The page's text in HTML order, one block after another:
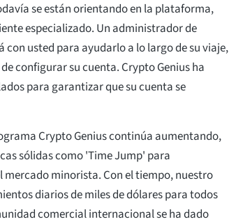
se están orientando en la plataforma,
especializado. Un administrador de
usted para ayudarlo a lo largo de su viaje,
configurar su cuenta. Crypto Genius ha
para garantizar que su cuenta se
Crypto Genius continúa aumentando,
sólidas como 'Time Jump' para
minorista. Con el tiempo, nuestro
diarios de miles de dólares para todos
comercial internacional se ha dado